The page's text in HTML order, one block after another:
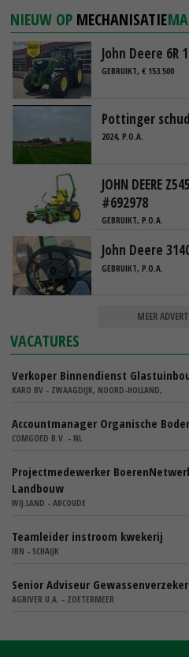
NIEUW OP MECHANISATIE
John Deere 6R
GEBRUIKT, € 153.500
Pottinger
2024, P.O.A.
JOHN DEERE
#692978
GEBRUIKT, P.O.A.
John Deere
GEBRUIKT, P.O.A.
MEER
VACATURES
Verkoper Binnendienst
KARO BV - ZWAAGDIJK, NOORD-HOLLAND,
Accountmanager Organische
COMGOED B.V. - NL
Projectmedewerker
Landbouw
WIJ.LAND - ABCOUDE
Teamleider instroom kwekerij
IBN - SCHAIJK
Senior Adviseur
AGRIVER U.A. - ZOETERMEER